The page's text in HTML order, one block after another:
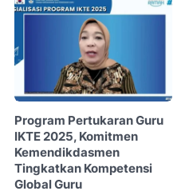
Program Pertukaran Guru
IKTE 2025, Komitmen
Kemendikdasmen
Tingkatkan Kompetensi
Global Guru